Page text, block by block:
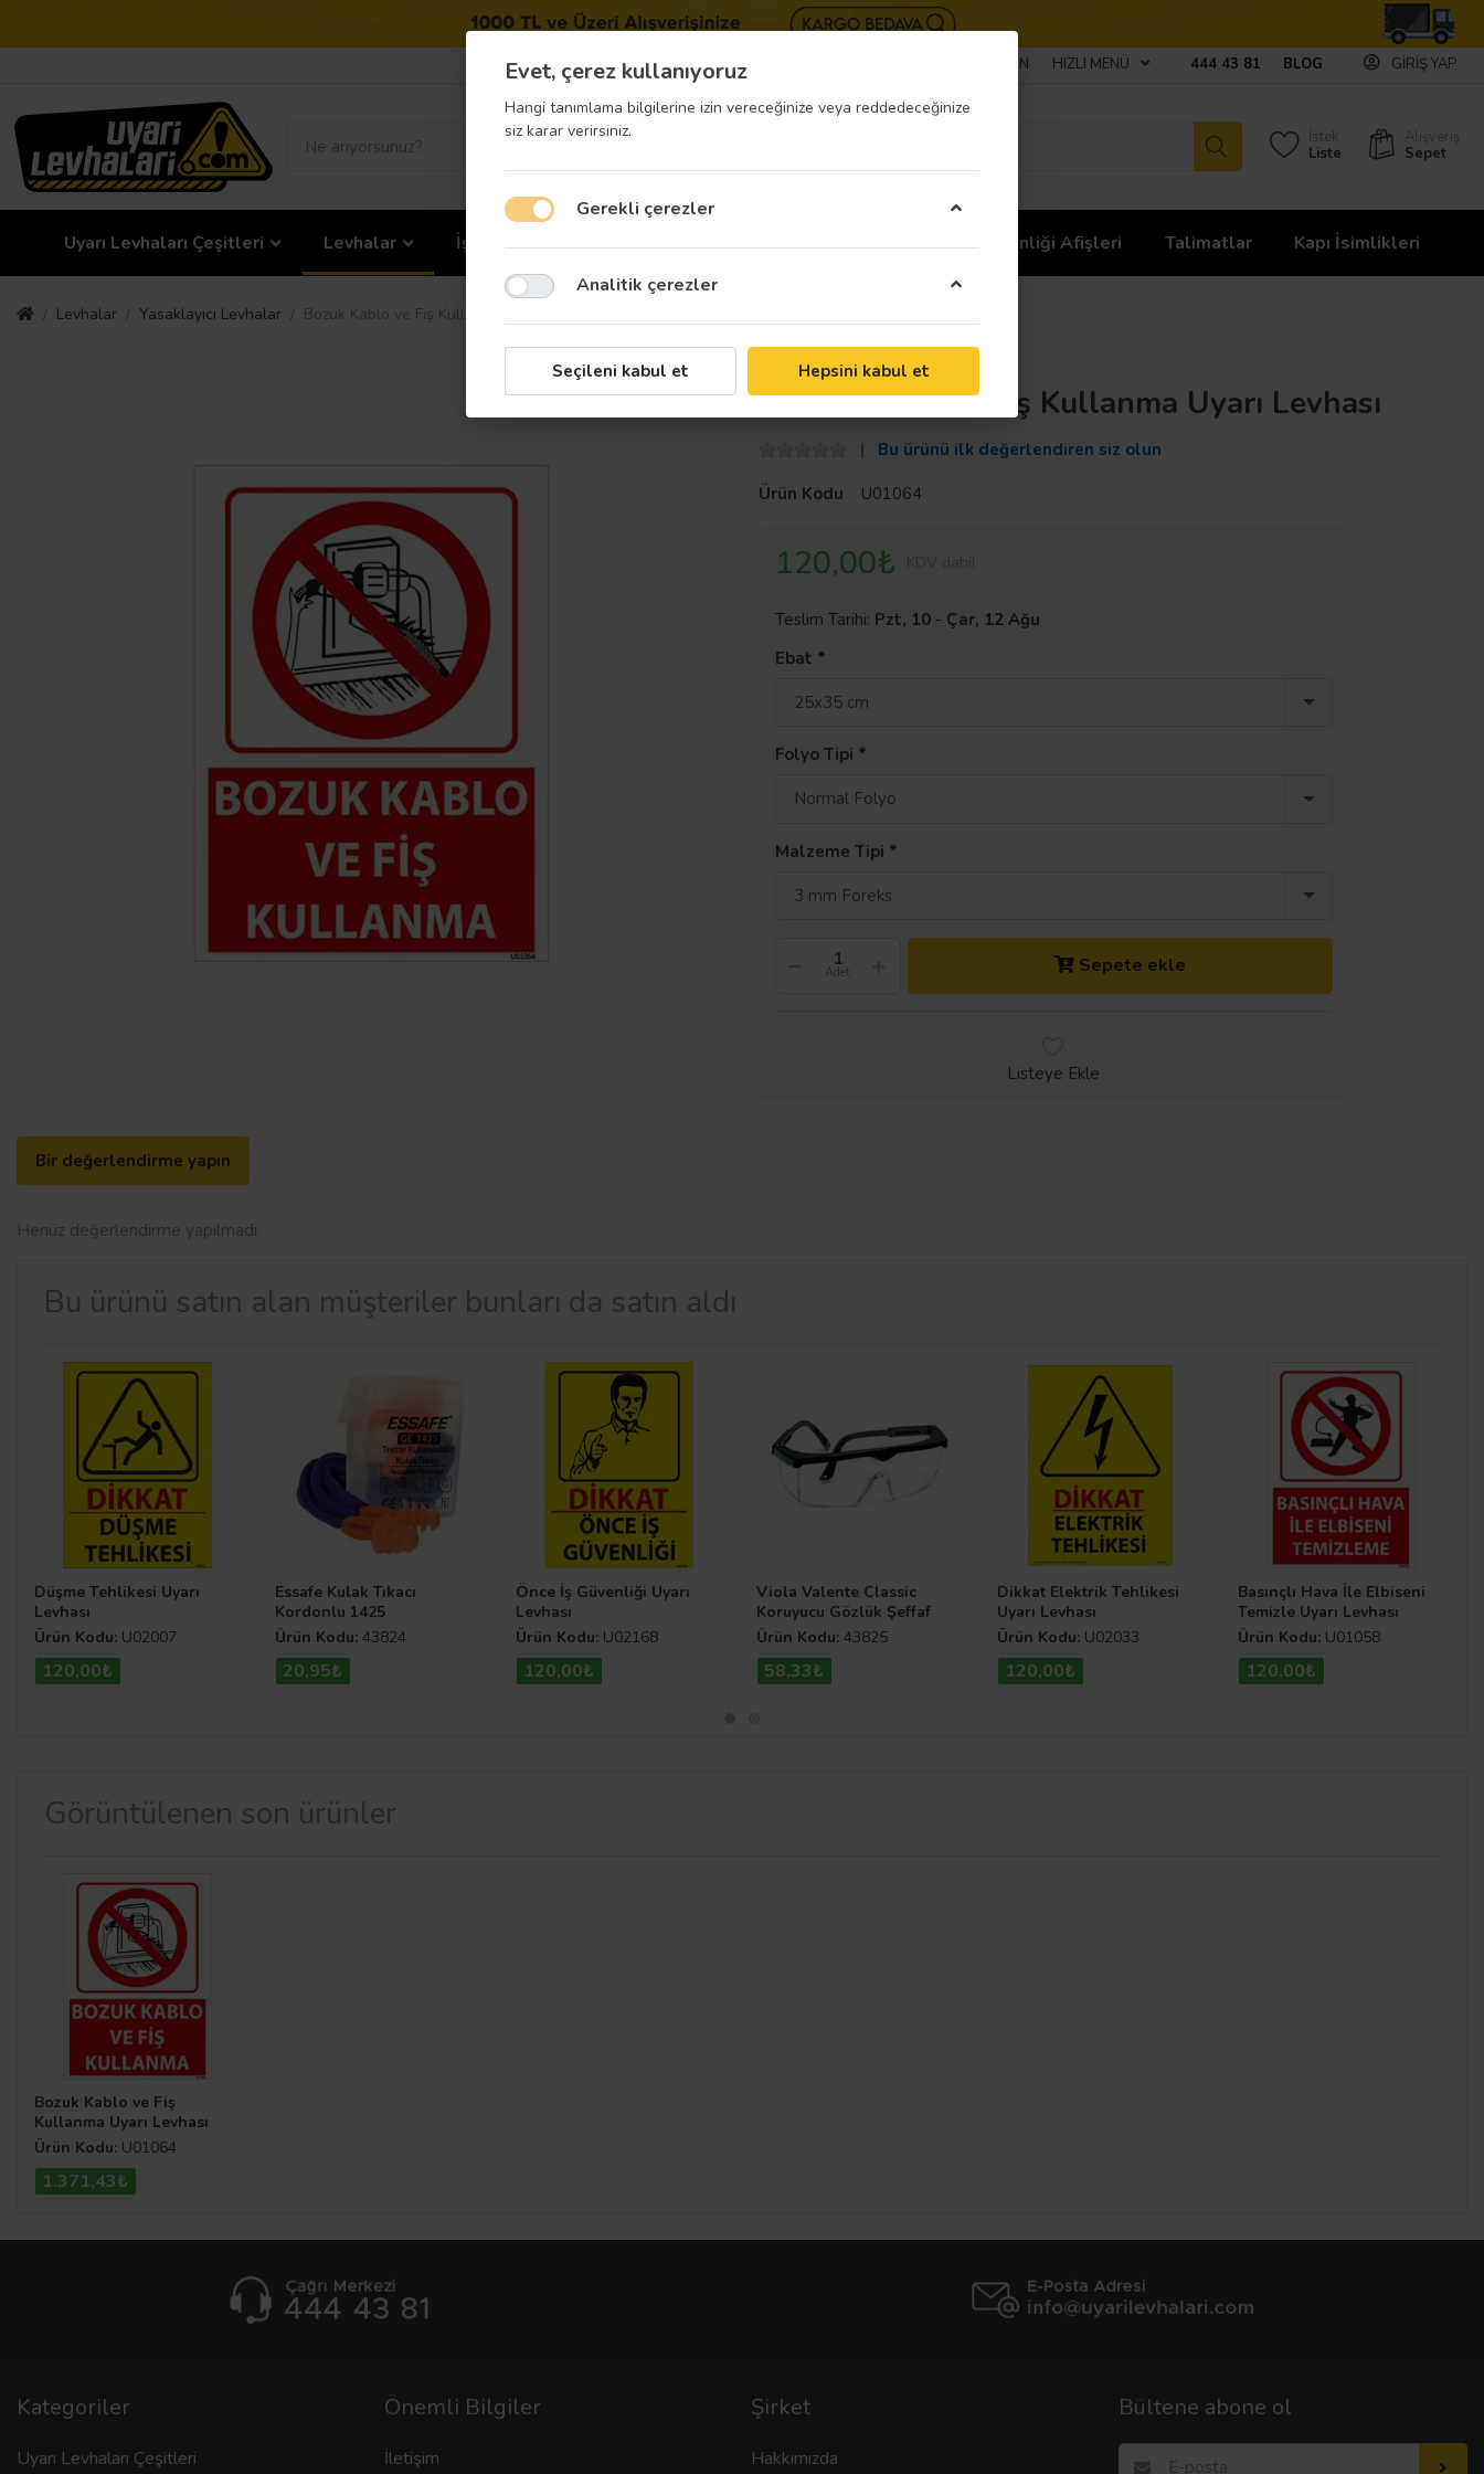
BIZE ULAŞIN HIZLI MENÜ 444 43 81 BLOG GIRIŞ YAP
İstek
Liste
Alışveriş
Sepet
Uyarı Levhaları Çeşitleri Levhalar İş Güvenliği Etiketleri İş Güvenliği Ekipmanları İş Güvenliği Afişleri Talimatlar Kapı İsimlikleri
Levhalar Yasaklayıcı Levhalar Bozuk Kablo ve Fiş Kullanma Uyarı Levhası
Taroks
Bozuk Kablo ve Fiş Kullanma Uyarı Levhası
Bu ürünü ilk değerlendiren siz olun
Ürün Kodu
U01064
120,00₺
Teslim Tarihi: Pzt, 10 - Çar, 12 Ağu
Ebat
25x35 cm
Folyo Tipi
Normal Folyo
Malzeme Tipi
3 mm Foreks
Adet Sepete ekle
Listeye Ekle
Bir değerlendirme yapın
Henüz değerlendirme yapılmadı.
Bu ürünü satın alan müşteriler bunları da satın aldı
Düşme Tehlikesi Uyarı
Levhası
Ürün Kodu: U02007
120,00₺
Essafe Kulak Tıkacı
Kordonlu 1425
Ürün Kodu: 43824
20,95₺
Önce İş Güvenliği Uyarı
Levhası
Ürün Kodu: U02168
120,00₺
Viola Valente Classic
Koruyucu Gözlük Şeffaf
Ürün Kodu: 43825
58,33₺
Dikkat Elektrik Tehlikesi
Uyarı Levhası
Ürün Kodu: U02033
120,00₺
Basınçlı Hava İle Elbiseni
Temizle Uyarı Levhası
Ürün Kodu: U01058
120,00₺
Görüntülenen son ürünler
Bozuk Kablo ve Fiş
Kullanma Uyarı Levhası
Ürün Kodu: U01064
1.371,43₺
Kategoriler
Uyarı Levhaları Çeşitleri
Önemli Bilgiler
İletişim
Şirket
Hakkımızda
Bültene abone ol
Evet, çerez kullanıyoruz
Hangi tanımlama bilgilerine izin vereceğinize veya reddedeceğinize
siz karar verirsiniz.
Gerekli çerezler
Analitik çerezler
Seçileni kabul et Hepsini kabul et